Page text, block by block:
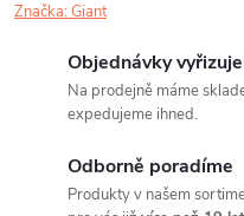
Značka:Giant
Objednávky
Na prodejně máme
expedujeme ihned.
Odborně poradíme
Produkty v našem